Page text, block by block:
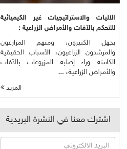
الآليات والاستراتيجيات غير الكيميائية
للتحكم بالآفات والأمراض الزراعية :
يجهل الكثيرون، ومنهم المزارعون
والمرشدون الزراعيون، الأسباب الحقيقية
الكامنة وراء إصابة المزروعات بالآفات
والأمراض الزراعية، ...
المزيد
اشترك معنا في النشرة البريدية